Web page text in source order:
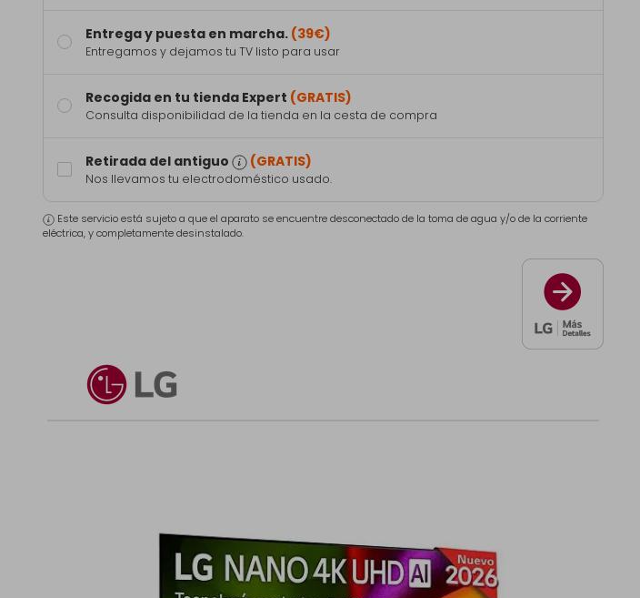
Entrega y puesta en marcha. (39€)
Entregamos y dejamos tu TV listo para usar
Recogida en tu tienda Expert (GRATIS)
Consulta disponibilidad de la tienda en la cesta de compra
Retirada del antiguo (GRATIS)
Nos llevamos tu electrodoméstico usado.
Este servicio está sujeto a que el aparato se encuentre desconectado de la toma de agua y/o de la corriente
eléctrica, y completamente desinstalado.